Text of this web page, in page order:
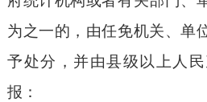
为之一的，由任免机关、单
予处分，并由县级以上人
报：